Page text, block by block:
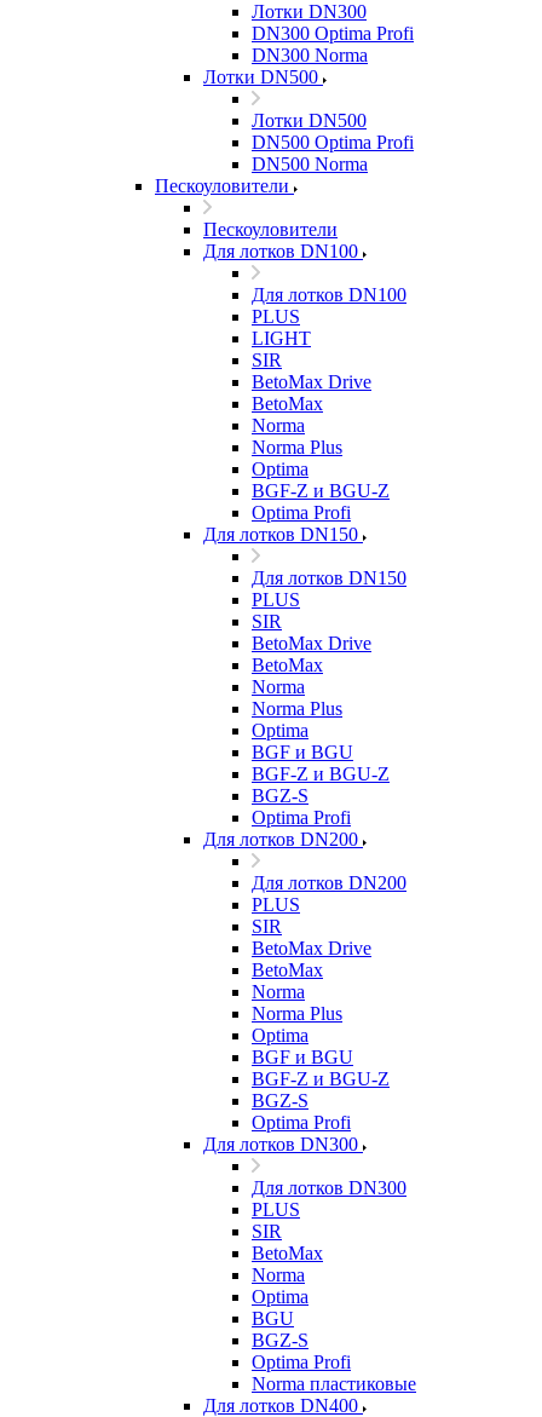
Лотки DN300
DN300 Optima Profi
DN300 Norma
Лотки DN500
Лотки DN500
DN500 Optima Profi
DN500 Norma
Пескоуловители
Пескоуловители
Для лотков DN100
Для лотков DN100
PLUS
LIGHT
SIR
BetoMax Drive
BetoMax
Norma
Norma Plus
Optima
BGF-Z и BGU-Z
Optima Profi
Для лотков DN150
Для лотков DN150
PLUS
SIR
BetoMax Drive
BetoMax
Norma
Norma Plus
Optima
BGF и BGU
BGF-Z и BGU-Z
BGZ-S
Optima Profi
Для лотков DN200
Для лотков DN200
PLUS
SIR
BetoMax Drive
BetoMax
Norma
Norma Plus
Optima
BGF и BGU
BGF-Z и BGU-Z
BGZ-S
Optima Profi
Для лотков DN300
Для лотков DN300
PLUS
SIR
BetoMax
Norma
Optima
BGU
BGZ-S
Optima Profi
Norma пластиковые
Для лотков DN400